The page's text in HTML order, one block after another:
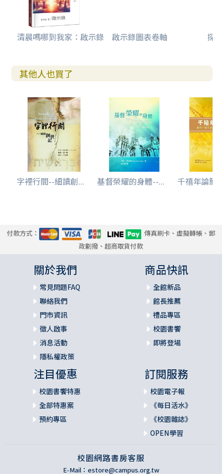
清晨嗎哪到我家：啟示錄 啟示錄圖表卷軸 探
其他人也買了
字裡行間--細讀創... 基督榮耀的身體--... 千禧年論簡
付款方式：
傳真刷卡、虛擬轉帳、郵
政劃撥、超商取貨付款
關於我們
常見問題FAQ
聯絡我們
門市資訊
徵人啟事
消息活動
隱私權政策
商品快訊
全館新品
館長推薦
禮品專區
校園書饗
即將登場
注目優惠
校園書饗特惠
全部特惠案
預約專區
訂閱服務
校園電子報
《每日活水》
《校園雜誌》
OPEN學習
校園網路書房客服
E-Mail： estore@campus.org.tw